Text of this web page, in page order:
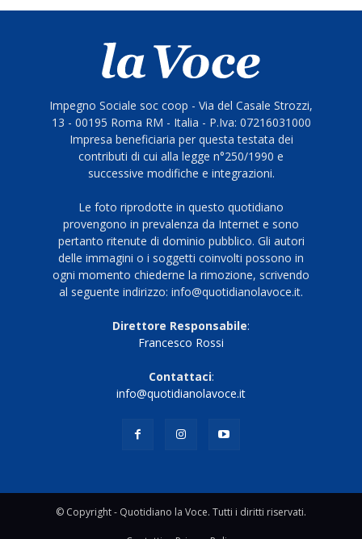
Impegno Sociale soc coop - Via del Casale Strozzi,
13 - 00195 Roma RM - Italia - P.Iva: 07216031000
Impresa beneficiaria per questa testata dei
contributi di cui alla legge n°250/1990 e
successive modifiche e integrazioni.
Le foto riprodotte in questo quotidiano
provengono in prevalenza da Internet e sono
pertanto ritenute di dominio pubblico. Gli autori
delle immagini o i soggetti coinvolti possono in
ogni momento chiederne la rimozione, scrivendo
al seguente indirizzo: info@quotidianolavoce.it.
Direttore Responsabile:
Francesco Rossi
Contattaci:
info@quotidianolavoce.it
© Copyright - Quotidiano la Voce. Tutti i diritti riservati.